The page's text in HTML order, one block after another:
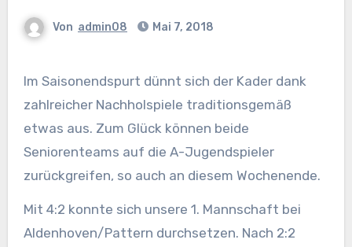
Von admin08 Mai 7, 2018
Im Saisonendspurt dünnt sich der Kader dank
zahlreicher Nachholspiele traditionsgemäß
etwas aus. Zum Glück können beide
Seniorenteams auf die A-Jugendspieler
zurückgreifen, so auch an diesem Wochenende.
Mit 4:2 konnte sich unsere 1. Mannschaft bei
Aldenhoven/Pattern durchsetzen. Nach 2:2